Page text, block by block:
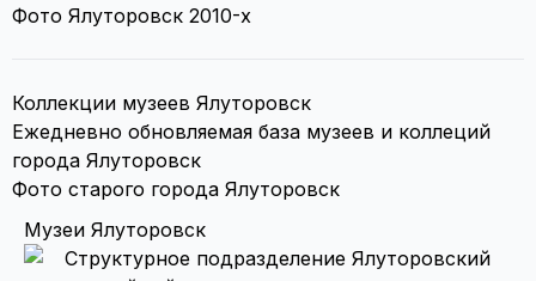
Фото Ялуторовск 2010-х
Коллекции музеев Ялуторовск
Ежедневно обновляемая база музеев и коллеций
города Ялуторовск
Фото старого города Ялуторовск
Музеи Ялуторовск